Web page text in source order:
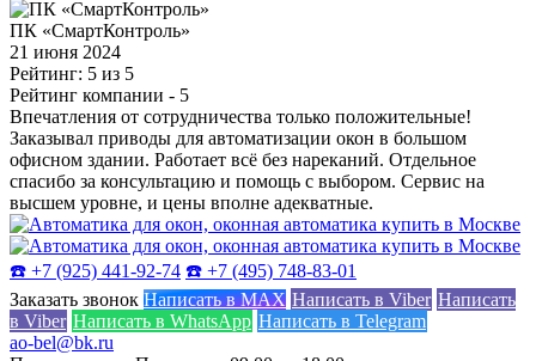
ПК «СмартКонтроль»
21 июня 2024
Рейтинг: 5 из 5
Рейтинг компании - 5
Впечатления от сотрудничества только положительные!
Заказывал приводы для автоматизации окон в большом
офисном здании. Работает всё без нареканий. Отдельное
спасибо за консультацию и помощь с выбором. Сервис на
высшем уровне, и цены вполне адекватные.
☎️ +7 (925) 441-92-74 ☎️ +7 (495) 748-83-01
Заказать звонок Написать в MAX Написать в Viber Написать
в Viber Написать в WhatsApp Написать в Telegram
ao-bel@bk.ru